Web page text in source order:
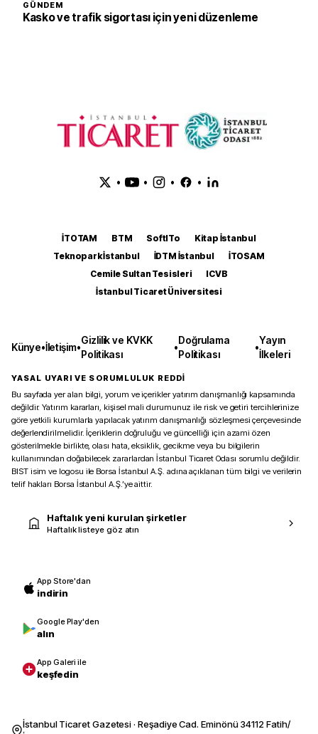
GÜNDEM
Kasko ve trafik sigortası için yeni düzenleme
• • • •
İTOTAM BTM SoftITo
Kitap İstanbul
Teknopark İstanbul
İDTM İstanbul
İTOSAM
Cemile Sultan Tesisleri
ICVB
İstanbul Ticaret Üniversitesi
Künye•İletişim•
Gizlilik ve KVKK
Politikası
•
Doğrulama
Politikası
•
Yayın
İlkeleri
YASAL UYARI VE SORUMLULUK REDDİ
Bu sayfada yer alan bilgi, yorum ve içerikler yatırım danışmanlığı kapsamında
değildir. Yatırım kararları, kişisel mali durumunuz ile risk ve getiri tercihlerinize
göre yetkili kurumlarla yapılacak yatırım danışmanlığı sözleşmesi çerçevesinde
değerlendirilmelidir. İçeriklerin doğruluğu ve güncelliği için azami özen
gösterilmekle birlikte, olası hata, eksiklik, gecikme veya bu bilgilerin
kullanımından doğabilecek zararlardan İstanbul Ticaret Odası sorumlu değildir.
BIST isim ve logosu ile Borsa İstanbul A.Ş. adına açıklanan tüm bilgi ve verilerin
telif hakları Borsa İstanbul A.Ş.’ye aittir.
Haftalık yeni kurulan şirketler
Haftalık listeye göz atın
App Store'dan
indirin
Google Play'den
alın
App Galeri ile
keşfedin
İstanbul Ticaret Gazetesi · Reşadiye Cad. Eminönü 34112 Fatih/